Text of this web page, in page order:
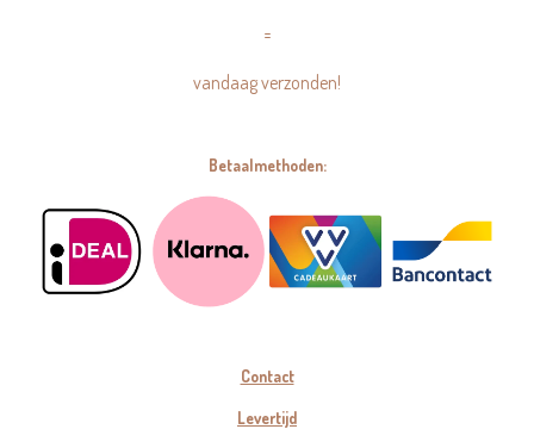
=
vandaag verzonden!
Betaalmethoden:
Contact
Levertijd